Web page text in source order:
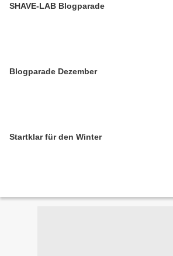
SHAVE-LAB Blogparade
Blogparade Dezember
Startklar für den Winter